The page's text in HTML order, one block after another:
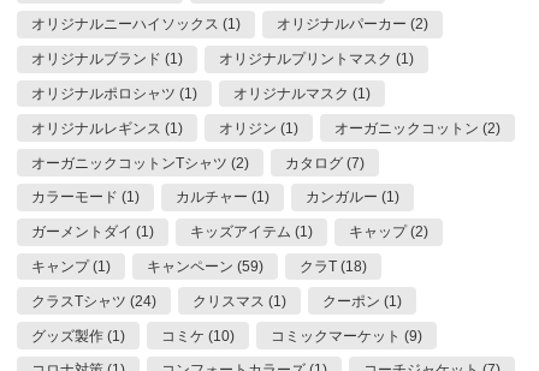
オリジナルニーハイソックス (1) オリジナルパーカー (2)
オリジナルブランド (1) オリジナルプリントマスク (1)
オリジナルポロシャツ (1) オリジナルマスク (1)
オリジナルレギンス (1) オリジン (1) オーガニックコットン (2)
オーガニックコットンTシャツ (2) カタログ (7)
カラーモード (1) カルチャー (1) カンガルー (1)
ガーメントダイ (1) キッズアイテム (1) キャップ (2)
キャンプ (1) キャンペーン (59) クラT (18)
クラスTシャツ (24) クリスマス (1) クーポン (1)
グッズ製作 (1) コミケ (10) コミックマーケット (9)